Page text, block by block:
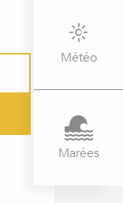
Météo
Marées